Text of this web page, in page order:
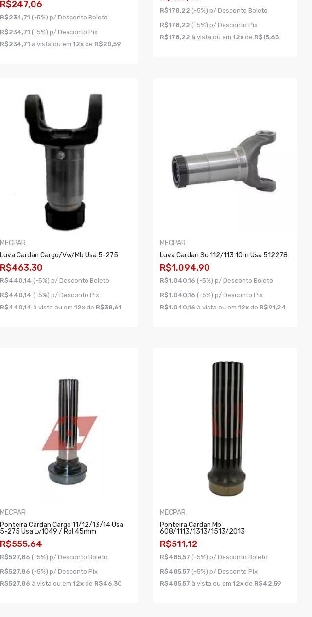
R$247,06
R$234,71 (-5%) p/ Desconto Boleto
R$234,71 (-5%) p/ Desconto Pix
R$234,71 à vista ou em 12x de R$20,59
R$178,22 (-5%) p/ Desconto Boleto
R$178,22 (-5%) p/ Desconto Pix
R$178,22 à vista ou em 12xde R$15,63
MECPAR
Luva Cardan Cargo/vw/mb Usa 5-275
R$463,30
R$440,14 (-5%) p/ Desconto Boleto
R$440,14 (-5%) p/ Desconto Pix
R$440,14 à vista ou em 12x de R$38,61
MECPAR
Luva Cardan Sc 112/113 10m Usa 512278
R$1.094,90
R$1.040,16 (-5%) p/ Desconto Boleto
R$1.040,16 (-5%) p/ Desconto Pix
R$1.040,16 à vista ou em 12xde R$91,24
MECPAR
Ponteira Cardan Cargo 11/12/13/14 Usa
5-275 Usa Lv1049 / Rol 45mm
R$555,64
R$527,86 (-5%) p/ Desconto Boleto
R$527,86 (-5%) p/ Desconto Pix
R$527,86 à vista ou em 12x de R$46,30
MECPAR
Ponteira Cardan Mb
608/1113/1313/1513/2013
R$511,12
R$485,57 (-5%) p/ Desconto Boleto
R$485,57 (-5%) p/ Desconto Pix
R$485,57 à vista ou em 12xde R$42,59